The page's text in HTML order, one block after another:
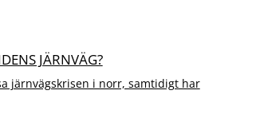
JÄRNVÄG?
järnvägskrisen i norr, samtidigt har